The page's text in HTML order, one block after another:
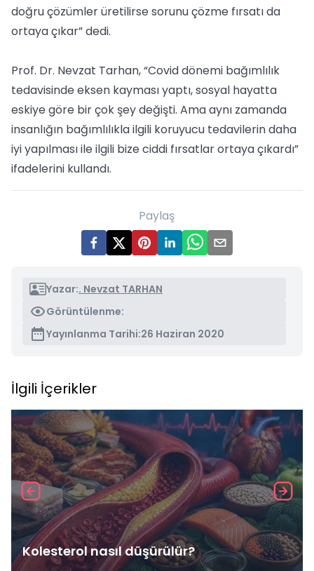
doğru çözümler üretilirse sorunu çözme fırsatı da
ortaya çıkar” dedi.
Prof. Dr. Nevzat Tarhan, “Covid dönemi bağımlılık
tedavisinde eksen kayması yaptı, sosyal hayatta
eskiye göre bir çok şey değişti. Ama aynı zamanda
insanlığın bağımlılıkla ilgili koruyucu tedavilerin daha
iyi yapılması ile ilgili bize ciddi fırsatlar ortaya çıkardı”
ifadelerini kullandı.
Paylaş
Yazar:. Nevzat TARHAN
Görüntülenme:
Yayınlanma Tarihi:26 Haziran 2020
İlgili İçerikler
Kolesterol nasıl düşürülür?